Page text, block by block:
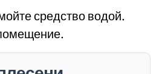
средство водой.